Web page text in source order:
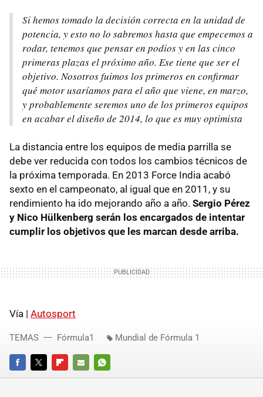
Si hemos tomado la decisión correcta en la unidad de
potencia, y esto no lo sabremos hasta que empecemos a
rodar, tenemos que pensar en podios y en las cinco
primeras plazas el próximo año. Ese tiene que ser el
objetivo. Nosotros fuimos los primeros en confirmar
qué motor usaríamos para el año que viene, en marzo,
y probablemente seremos uno de los primeros equipos
en acabar el diseño de 2014, lo que es muy optimista
La distancia entre los equipos de media parrilla se
debe ver reducida con todos los cambios técnicos de
la próxima temporada. En 2013 Force India acabó
sexto en el campeonato, al igual que en 2011, y su
rendimiento ha ido mejorando año a año. Sergio Pérez
y Nico Hülkenberg serán los encargados de intentar
cumplir los objetivos que les marcan desde arriba.
Vía | Autosport
FACEBOOKTWITTERFLIPBOARD
E-
WHATSAPP
TEMAS Fórmula1 Mundial de Fórmula 1